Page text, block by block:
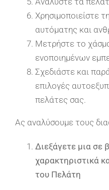
Χρησιμοποιείστε
αυτόματης και
Μετρήστε το
ενοποιημένων
Σχεδιάστε και
επιλογές
πελάτες σας.
Ας αναλύσουμε τους
Διεξάγετε μια σε
χαρακτηριστικά
του Πελάτη